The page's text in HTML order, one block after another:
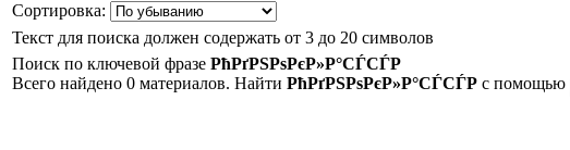
Сортировка:
Текст для поиска должен содержать от 3 до 20 символов
Поиск по ключевой фразе РћРґРЅРѕРєР»Р°СЃСЃР
Всего найдено 0 материалов. Найти РћРґРЅРѕРєР»Р°СЃСЃР с помощью